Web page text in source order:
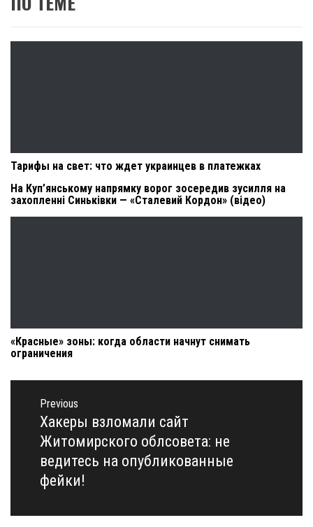
Тарифы на свет: что ждет украинцев в платежках
На Куп’янському напрямку ворог зосередив зусилля на
захопленні Синьківки — «Сталевий Кордон» (відео)
«Красные» зоны: когда области начнут снимать
ограничения
Навигация
записям
Previous
Previous
post:
Хакеры взломали сайт
Житомирского облсовета: не
ведитесь на опубликованные
фейки!